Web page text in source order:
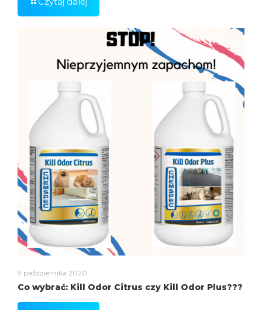
9 października 2020
Co wybrać: Kill Odor Citrus czy Kill Odor Plus???